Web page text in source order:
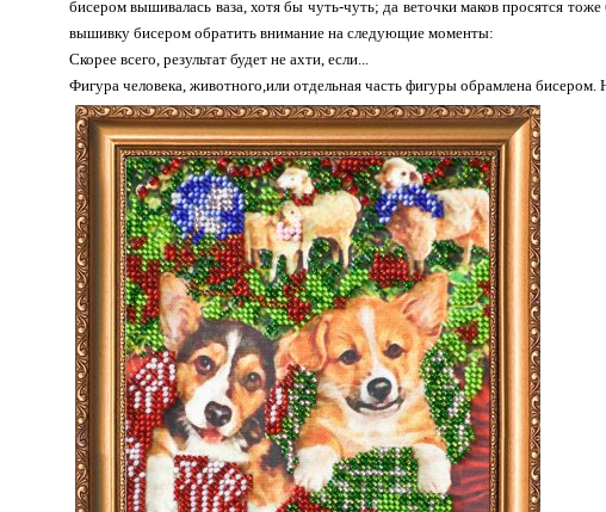
бисером вышивалась ваза, хотя бы чуть-чуть; да веточки маков просятся
вышивку бисером обратить внимание на следующие моменты:
Скорее всего, результат будет не ахти, если...
Фигура человека, животного,или отдельная часть фигуры обрамлена бисером.